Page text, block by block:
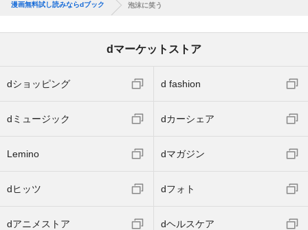
漫画無料試し読みならdブック 泡沫に笑う
dマーケットストア
dショッピング d fashion
dミュージック dカーシェア
Lemino dマガジン
dヒッツ dフォト
dアニメストア dヘルスケア